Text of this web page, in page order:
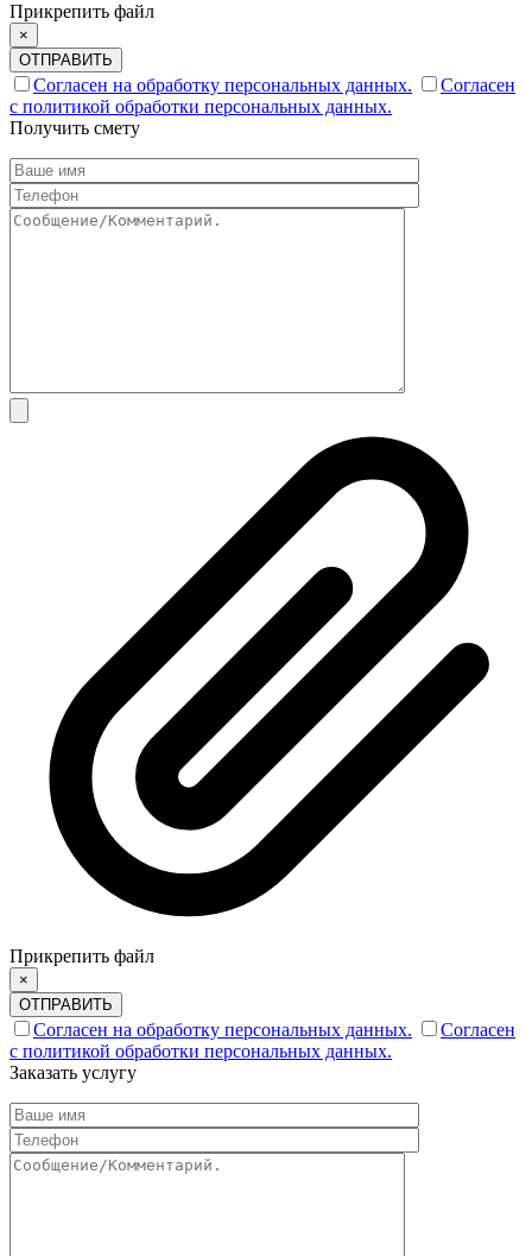
Прикрепить файл
×
ОТПРАВИТЬ
Согласен на обработку персональных данных.
Согласен
с политикой обработки персональных данных.
Получить смету
Прикрепить файл
×
ОТПРАВИТЬ
Согласен на обработку персональных данных.
Согласен
с политикой обработки персональных данных.
Заказать услугу